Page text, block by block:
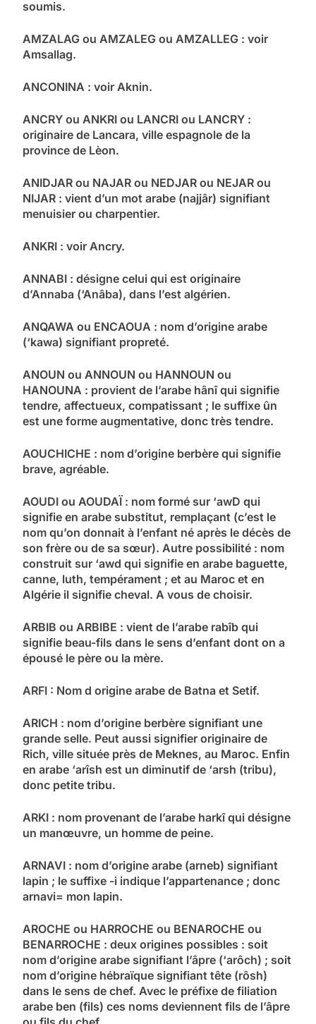
soumis.
AMZALAG ou AMZALEG ou AMZALLEG : voir
Amsallag.
ANCONINA : voir Aknin.
ANCRY ou ANKRI ou LANCRI ou LANCRY :
originaire de Lancara, ville espagnole de la
province de Lèon.
ANIDJAR ou NAJAR ou NEDJAR ou NEJAR ou
NIJAR : vient d’un mot arabe (najjâr) signifiant
menuisier ou charpentier.
ANKRI : voir Ancry.
ANNABI : désigne celui qui est originaire
d’Annaba (‘Anâba), dans l’est algérien.
ANQAWA ou ENCAOUA : nom d’origine arabe
(‘kawa) signifiant propreté.
ANOUN ou ANNOUN ou HANNOUN ou
HANOUNA : provient de l’arabe hânî qui signifie
tendre, affectueux, compatissant ; le suffixe ûn
est une forme augmentative, donc très tendre.
AOUCHICHE : nom d’origine berbère qui signifie
brave, agréable.
AOUDI ou AOUDAÏ : nom formé sur ‘awD qui
signifie en arabe substitut, remplaçant (c’est le
nom qu’on donnait à l’enfant né après le décès de
son frère ou de sa sœur). Autre possibilité : nom
construit sur ‘awd qui signifie en arabe baguette,
canne, luth, tempérament ; et au Maroc et en
Algérie il signifie cheval. A vous de choisir.
ARBIB ou ARBIBE : vient de l’arabe rabîb qui
signifie beau-fils dans le sens d’enfant dont on a
épousé le père ou la mère.
ARFI : Nom d origine arabe de Batna et Setif.
ARICH : nom d’origine berbère signifiant une
grande selle. Peut aussi signifier originaire de
Rich, ville située près de Meknes, au Maroc. Enfin
en arabe ‘arîsh est un diminutif de ‘arsh (tribu),
donc petite tribu.
ARKI : nom provenant de l’arabe harkî qui désigne
un manœuvre, un homme de peine.
ARNAVI : nom d’origine arabe (arneb) signifiant
lapin ; le suffixe -i indique l’appartenance ; donc
arnavi= mon lapin.
AROCHE ou HARROCHE ou BENAROCHE ou
BENARROCHE : deux origines possibles : soit
nom d’origine arabe signifiant l’âpre (‘arôch) ; soit
nom d’origine hébraïque signifiant tête (rôsh)
dans le sens de chef. Avec le préfixe de filiation
arabe ben (fils) ces noms deviennent fils de l’âpre